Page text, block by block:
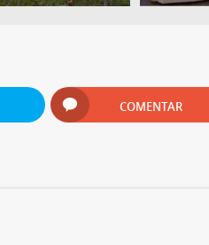
COMENTAR